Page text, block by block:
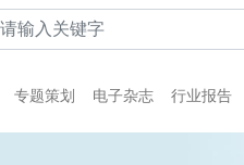
专题策划 电子杂志 行业报告